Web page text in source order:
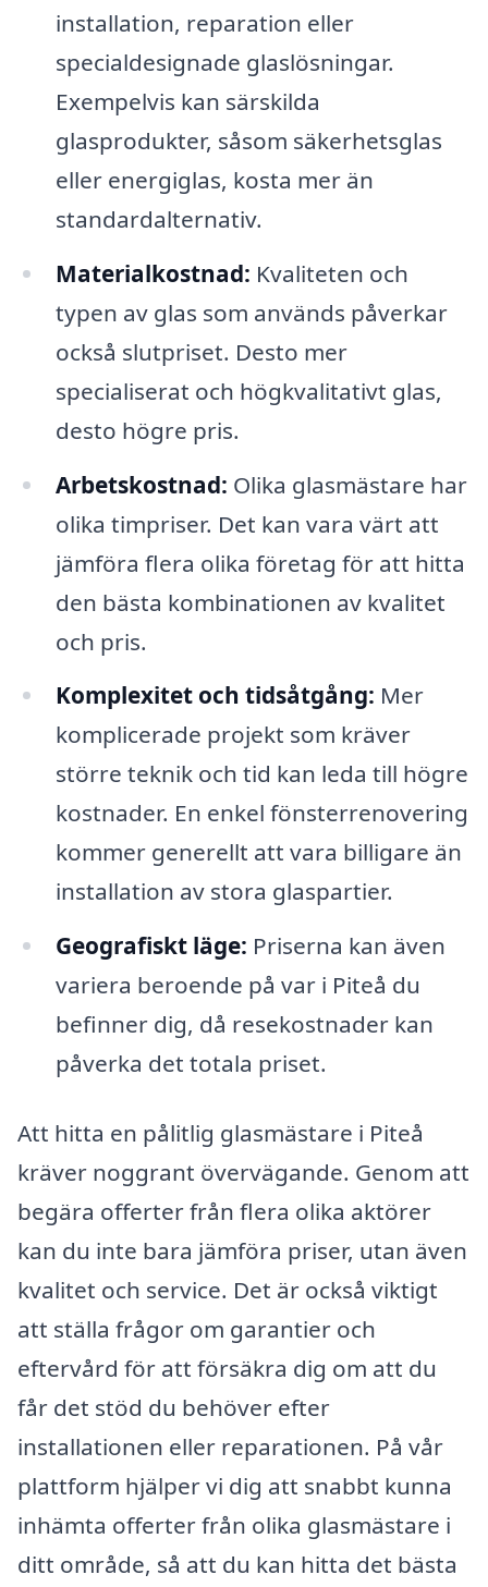
installation, reparation eller
specialdesignade glaslösningar.
Exempelvis kan särskilda
glasprodukter, såsom säkerhetsglas
eller energiglas, kosta mer än
standardalternativ.
Materialkostnad: Kvaliteten och
typen av glas som används påverkar
också slutpriset. Desto mer
specialiserat och högkvalitativt glas,
desto högre pris.
Arbetskostnad: Olika glasmästare har
olika timpriser. Det kan vara värt att
jämföra flera olika företag för att hitta
den bästa kombinationen av kvalitet
och pris.
Komplexitet och tidsåtgång: Mer
komplicerade projekt som kräver
större teknik och tid kan leda till högre
kostnader. En enkel fönsterrenovering
kommer generellt att vara billigare än
installation av stora glaspartier.
Geografiskt läge: Priserna kan även
variera beroende på var i Piteå du
befinner dig, då resekostnader kan
påverka det totala priset.
Att hitta en pålitlig glasmästare i Piteå
kräver noggrant övervägande. Genom att
begära offerter från flera olika aktörer
kan du inte bara jämföra priser, utan även
kvalitet och service. Det är också viktigt
att ställa frågor om garantier och
eftervård för att försäkra dig om att du
får det stöd du behöver efter
installationen eller reparationen. På vår
plattform hjälper vi dig att snabbt kunna
inhämta offerter från olika glasmästare i
ditt område, så att du kan hitta det bästa